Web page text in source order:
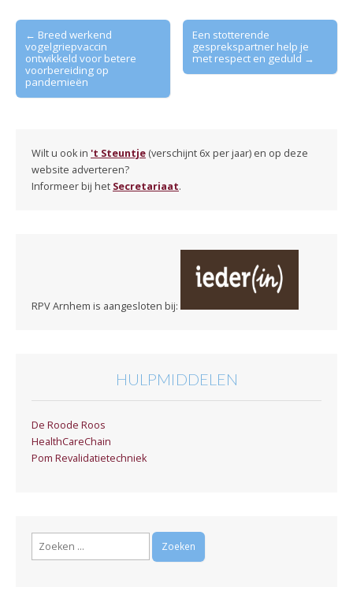
Post
navigation
← Breed werkend
vogelgriepvaccin
ontwikkeld voor betere
voorbereiding op
pandemieën
Een stotterende
gesprekspartner help je
met respect en geduld →
Wilt u ook in 't Steuntje (verschijnt 6x per jaar) en op deze
website adverteren?
Informeer bij het Secretariaat.
RPV Arnhem is aangesloten bij:
HULPMIDDELEN
De Roode Roos
HealthCareChain
Pom Revalidatietechniek
Zoeken